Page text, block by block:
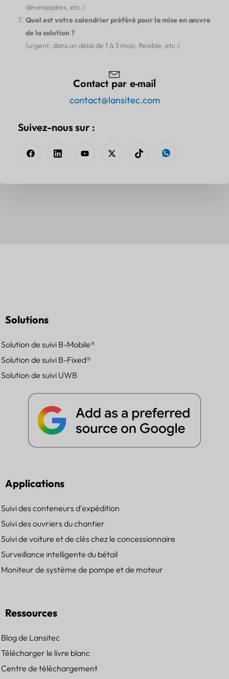
développées, etc.)
Quel est votre calendrier préféré pour la mise en œuvre
de la solution ?
(urgent, dans un délai de 1 à 3 mois, flexible, etc.)
Contact par e-mail
contact@lansitec.com
Suivez-nous sur :
Solutions
Solution de suivi B-Mobile®
Solution de suivi B-Fixed®
Solution de suivi UWB
Applications
Suivi des conteneurs d'expédition
Suivi des ouvriers du chantier
Suivi de voiture et de clés chez le concessionnaire
Surveillance intelligente du bétail
Moniteur de système de pompe et de moteur
Ressources
Blog de Lansitec
Télécharger le livre blanc
Centre de téléchargement